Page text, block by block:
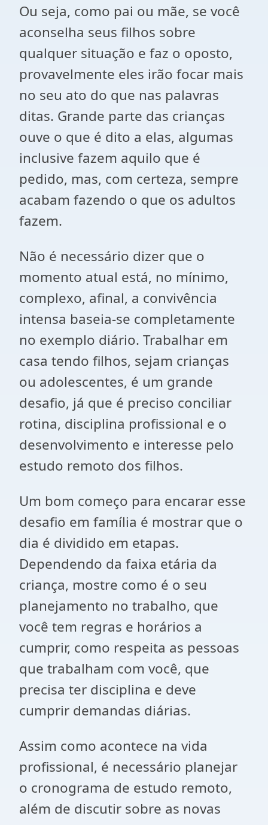
Ou seja, como pai ou mãe, se você
aconselha seus filhos sobre
qualquer situação e faz o oposto,
provavelmente eles irão focar mais
no seu ato do que nas palavras
ditas. Grande parte das crianças
ouve o que é dito a elas, algumas
inclusive fazem aquilo que é
pedido, mas, com certeza, sempre
acabam fazendo o que os adultos
fazem.
Não é necessário dizer que o
momento atual está, no mínimo,
complexo, afinal, a convivência
intensa baseia-se completamente
no exemplo diário. Trabalhar em
casa tendo filhos, sejam crianças
ou adolescentes, é um grande
desafio, já que é preciso conciliar
rotina, disciplina profissional e o
desenvolvimento e interesse pelo
estudo remoto dos filhos.
Um bom começo para encarar esse
desafio em família é mostrar que o
dia é dividido em etapas.
Dependendo da faixa etária da
criança, mostre como é o seu
planejamento no trabalho, que
você tem regras e horários a
cumprir, como respeita as pessoas
que trabalham com você, que
precisa ter disciplina e deve
cumprir demandas diárias.
Assim como acontece na vida
profissional, é necessário planejar
o cronograma de estudo remoto,
além de discutir sobre as novas